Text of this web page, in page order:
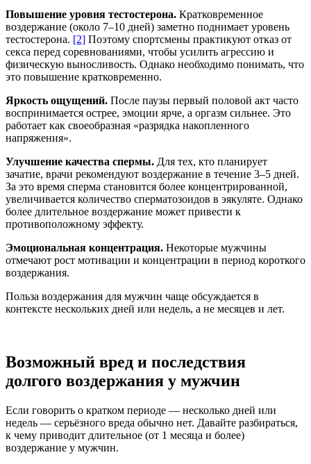
Повышение уровня тестостерона. Кратковременное
воздержание (около 7–10 дней) заметно поднимает уровень
тестостерона. [2] Поэтому спортсмены практикуют отказ от
секса перед соревнованиями, чтобы усилить агрессию и
физическую выносливость. Однако необходимо понимать, что
это повышение кратковременно.
Яркость ощущений. После паузы первый половой акт часто
воспринимается острее, эмоции ярче, а оргазм сильнее. Это
работает как своеобразная «разрядка накопленного
напряжения».
Улучшение качества спермы. Для тех, кто планирует
зачатие, врачи рекомендуют воздержание в течение 3–5 дней.
За это время сперма становится более концентрированной,
увеличивается количество сперматозоидов в эякуляте. Однако
более длительное воздержание может привести к
противоположному эффекту.
Эмоциональная концентрация. Некоторые мужчины
отмечают рост мотивации и концентрации в период короткого
воздержания.
Польза воздержания для мужчин чаще обсуждается в
контексте нескольких дней или недель, а не месяцев и лет.
Возможный вред и последствия
долгого воздержания у мужчин
Если говорить о кратком периоде — несколько дней или
недель — серьёзного вреда обычно нет. Давайте разбираться,
к чему приводит длительное (от 1 месяца и более)
воздержание у мужчин.